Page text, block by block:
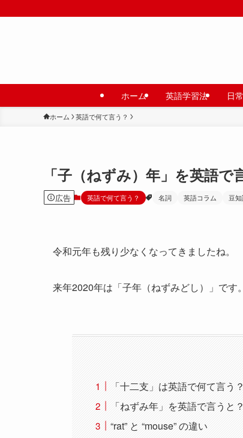
ホーム 英語学習法 日
ホーム 英語で何て言う？
「子（ねずみ）年」を英語で
広告 英語で何て言う？ 名詞 英語コラム 豆知
令和元年も残り少なくなってきましたね。
来年2020年は「子年（ねずみどし）」で
「十二支」は英語で何て言う？
「ねずみ年」を英語で言うと？
“rat” と “mouse” の違い